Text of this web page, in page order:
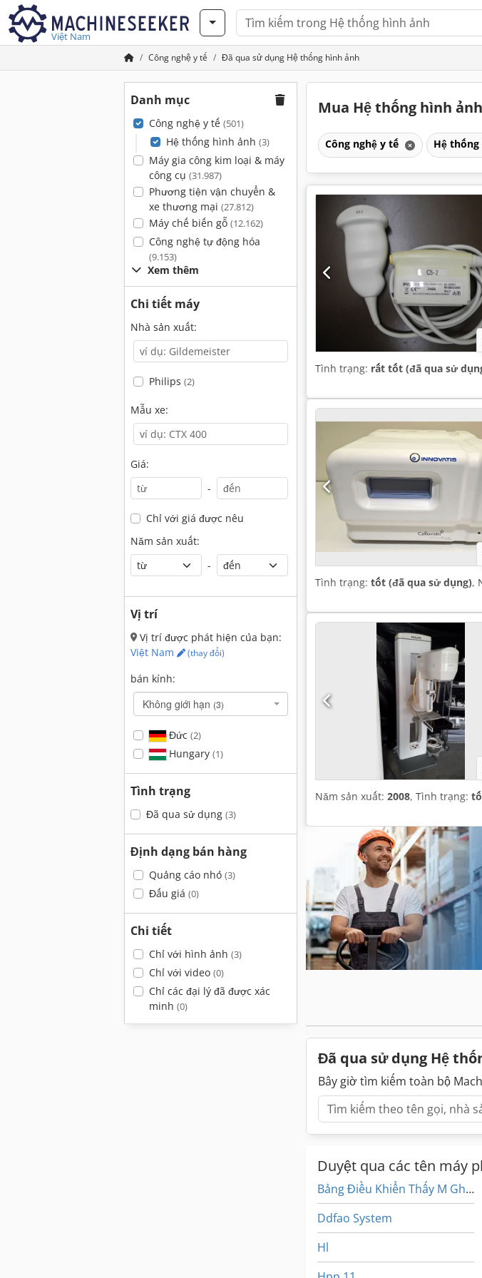
Việt Nam
Công nghệ y tế Đã qua sử dụng Hệ thống hình ảnh
Danh mục
Công nghệ y tế (501)
Hệ thống hình ảnh (3)
Máy gia công kim loại & máy
công cụ (31.987)
Phương tiện vận chuyển &
xe thương mại (27.812)
Máy chế biến gỗ (12.162)
Công nghệ tự động hóa
(9.153)
Xem thêm
Chi tiết máy
Nhà sản xuất:
Philips (2)
Mẫu xe:
Giá:
-
Chỉ với giá được nêu
Năm sản xuất:
-
Vị trí
Vị trí được phát hiện của bạn:
Việt Nam
(thay đổi)
bán kính:
Không giới hạn (3)
Đức (2)
Hungary (1)
Tình trạng
Đã qua sử dụng (3)
Định dạng bán hàng
Quảng cáo nhỏ (3)
Đấu giá (0)
Chi tiết
Chỉ với hình ảnh (3)
Chỉ với video (0)
Chỉ các đại lý đã được xác
minh (0)
Mua Hệ thống hình
Công nghệ y tế Hệ
Tình trạng: rất tốt (đã qua sử
Tình trạng: tốt (đã qua sử dụng),
Năm sản xuất: 2008, Tình trạng:
Đã qua sử dụng Hệ
Bây giờ tìm kiếm toàn bộ
Duyệt qua các tên máy
Bảng Điều Khiển Thấy M Ghi Bàn
Ddfao System
Hl